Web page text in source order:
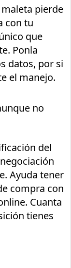
maleta pierde
con tu
que
Ponla
datos, por si
el manejo.
no
del
Ayuda tener
compra con
Cuanta
tienes